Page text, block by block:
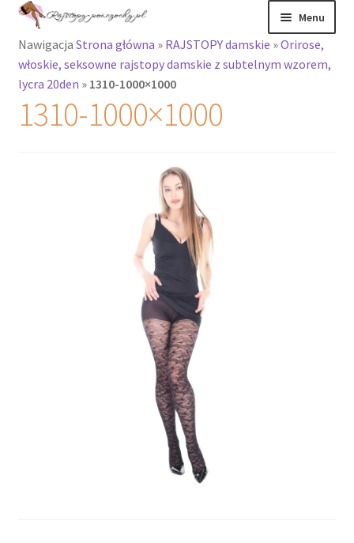
Przejdź
nawigacji
Przejdź
treści
Menu
Rajstopy
Rozwiń
menu
potomne
Nawigacja Strona główna » RAJSTOPY damskie »Orirose,
włoskie, seksowne rajstopy damskie z subtelnym wzorem,
lycra 20den » 1310-1000×1000
1310-1000×1000